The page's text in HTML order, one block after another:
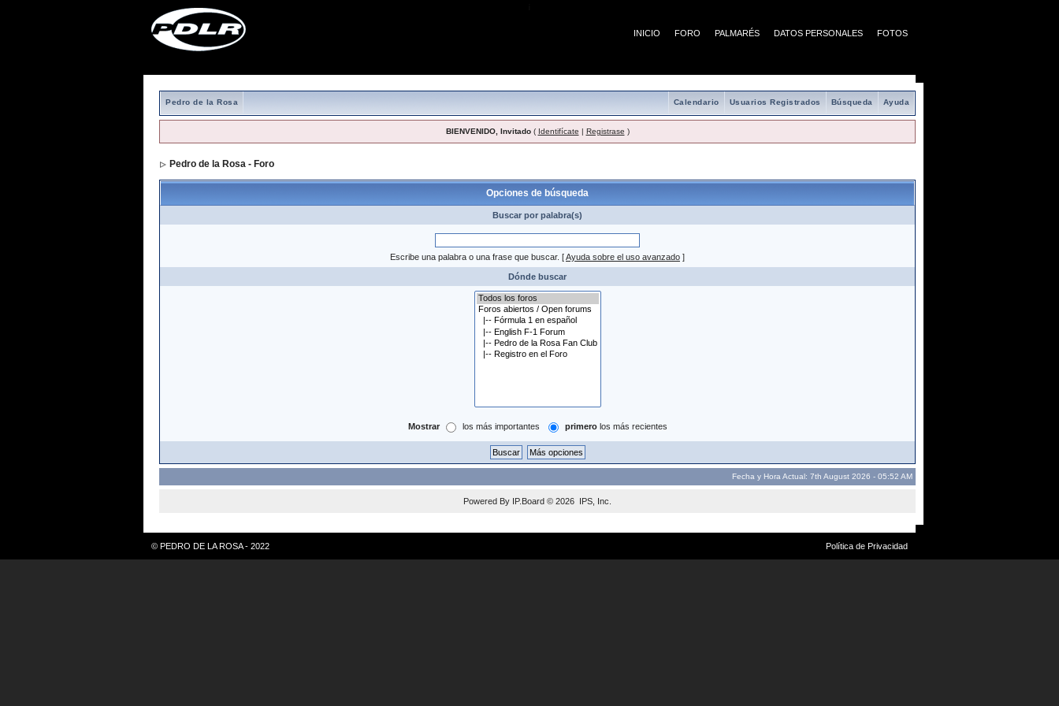
INICIO FORO PALMARÉS DATOS PERSONALES FOTOS
Pedro de la Rosa Ayuda
Búsqueda
Usuarios Registrados
Calendario
BIENVENIDO, Invitado( Identifícate | Registrase )
Pedro de la Rosa - Foro
Opciones de búsqueda
Buscar por palabra(s)
Escribe una palabra o una frase que buscar. [Ayuda sobre el uso avanzado ]
Dónde buscar
Mostrar los más importantes primerolos más recientes
Fecha y Hora Actual: 7th August 2026 - 05:52 AM
Powered By IP.Board © 2026 IPS, Inc
© PEDRO DE LA ROSA - 2022 Política de Privacidad